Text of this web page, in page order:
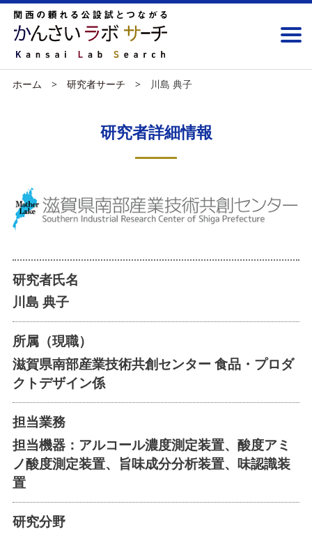
ホーム 研究者サーチ 川島 典子
研究者詳細情報
研究者氏名
川島 典子
所属（現職）
滋賀県南部産業技術共創センター 食品・プロダ
クトデザイン係
担当業務
担当機器：アルコール濃度測定装置、酸度アミ
ノ酸度測定装置、旨味成分分析装置、味認識装
置
研究分野